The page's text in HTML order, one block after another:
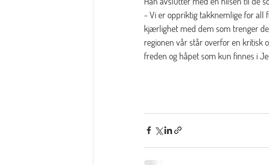
- Vi er oppriktig takknemlige for all
kjærlighet med dem som trenger
regionen vår står overfor en kritisk
freden og håpet som kun finnes i